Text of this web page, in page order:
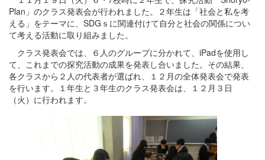
Plan」のクラス発表会が行われました。２年生は「社会と私を考
える」をテーマに、SDGｓに関連付けて自分と社会の関係につい
て考える活動に取り組みました。
クラス発表会では、６人のグループに分かれて、iPadを使用し
て、これまでの探究活動の成果を発表し合いました。その結果、
各クラスから２人の代表者が選ばれ、１２月の全体発表会で発表
を行います。１年生と３年生のクラス発表会は、１２月３日
（火）に行われます。